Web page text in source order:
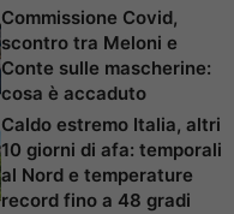
Commissione Covid,
scontro tra Meloni e
Conte sulle mascherine:
cosa è accaduto
Caldo estremo Italia, altri
10 giorni di afa: temporali
al Nord e temperature
record fino a 48 gradi